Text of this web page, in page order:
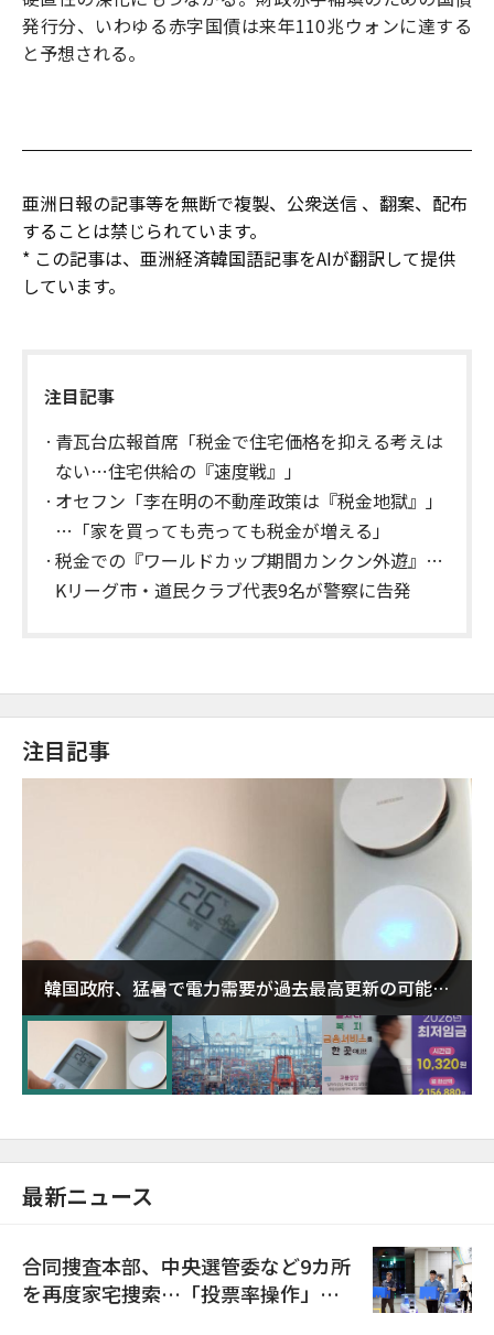
発行分、いわゆる赤字国債は来年110兆ウォンに達する
と予想される。
亜洲日報の記事等を無断で複製、公衆送信 、翻案、配布
することは禁じられています。
* この記事は、亜洲経済韓国語記事をAIが翻訳して提供
しています。
注目記事
青瓦台広報首席「税金で住宅価格を抑える考えは
ない…住宅供給の『速度戦』」
オセフン「李在明の不動産政策は『税金地獄』」
…「家を買っても売っても税金が増える」
税金での『ワールドカップ期間カンクン外遊』…
Kリーグ市・道民クラブ代表9名が警察に告発
注目記事
韓国政府、猛暑で電力需要が過去最高更新の可能性
に需給対応体制を点検
最新ニュース
合同捜査本部、中央選管委など9カ所
を再度家宅捜索…「投票率操作」の